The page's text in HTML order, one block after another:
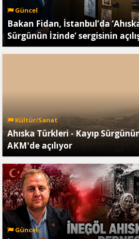
Güncel
Bakan Fidan, İstanbul’da
Sürgünün İzinde’ sergisinin
Kültür/Sanat
Ahıska Türkleri - Kayıp
AKM'de açılıyor
Güncel